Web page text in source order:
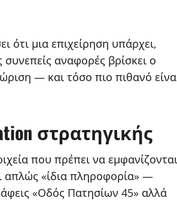
ότι μια επιχείρηση υπάρχει,
συνεπείς αναφορές βρίσκει ο
— και τόσο πιο πιθανό
στρατηγικής
που πρέπει να εμφανίζονται
απλώς «ίδια πληροφορία» —
«Οδός Πατησίων 45» αλλά